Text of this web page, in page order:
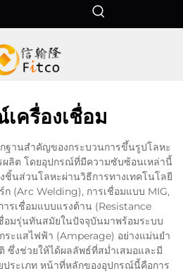
ครื่องเชื่อม
ฐานสำคัญของกระบวนการขึ้นรูปโลหะ
ผลิต โดยอุปกรณ์ที่มีความซับซ้อนเหล่านี้
ชิ้นส่วนโลหะผ่านวิธีการทางเทคโนโลยี
ก (Arc Welding), การเชื่อมแบบ MIG,
ารเชื่อมแบบแรงต้าน (Resistance
อมรุ่นทันสมัยในปัจจุบันมาพร้อมระบบ
ะแสไฟฟ้า (Amperage) อย่างแม่นยำ
ซึ่งช่วยให้ได้ผลลัพธ์ที่สม่ำเสมอและมี
ระเภท หน้าที่หลักของอุปกรณ์นี้คือการ